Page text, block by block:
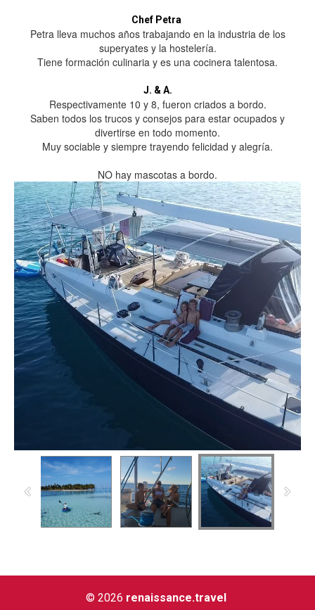
Chef Petra
Petra lleva muchos años trabajando en la industria de los
superyates y la hostelería.
Tiene formación culinaria y es una cocinera talentosa.
J. & A.
Respectivamente 10 y 8, fueron criados a bordo.
Saben todos los trucos y consejos para estar ocupados y
divertirse en todo momento.
Muy sociable y siempre trayendo felicidad y alegría.
NO hay mascotas a bordo.
© 2026 renaissance.travel